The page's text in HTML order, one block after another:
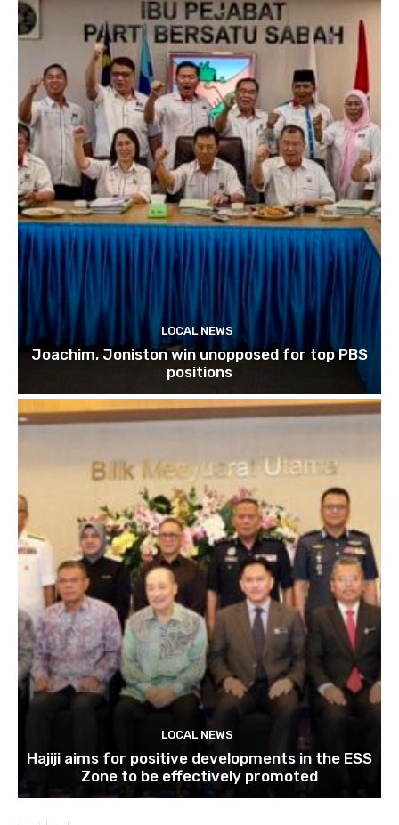
LOCAL NEWS
Joachim, Joniston win unopposed for top PBS
positions
LOCAL NEWS
Hajiji aims for positive developments in the ESS
Zone to be effectively promoted